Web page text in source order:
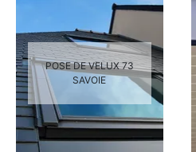
POSE DE VELUX 73
SAVOIE